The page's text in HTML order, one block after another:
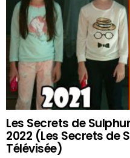
Les Secrets de
2022 (Les Secrets de
Télévisée)